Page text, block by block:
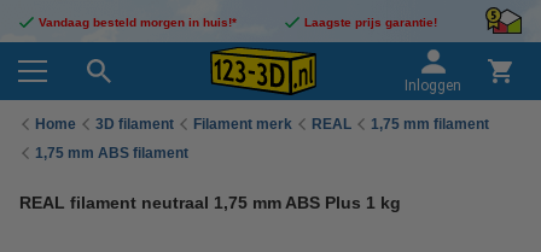
Vandaag besteld morgen in huis!* Laagste prijs garantie!
Inloggen
Home 3D filament Filament merk REAL
1,75 mm filament
1,75 mm ABS filament
REAL filament neutraal 1,75 mm ABS Plus 1 kg